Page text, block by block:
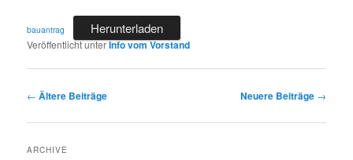
bauantrag Herunterladen
Veröffentlicht unterInfo vom Vorstand
Beitragsnavigation
← Ältere Beiträge Neuere Beiträge →
ARCHIVE